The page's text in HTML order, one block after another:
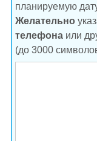
планируемую
Желательно
телефона или
(до 3000